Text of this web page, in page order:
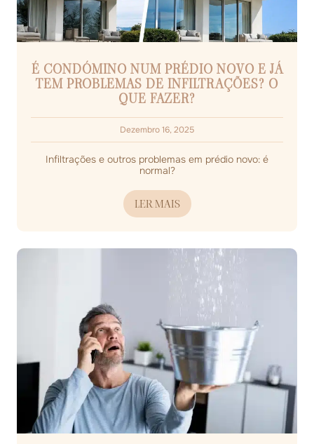
É CONDÓMINO NUM PRÉDIO NOVO E JÁ
TEM PROBLEMAS DE INFILTRAÇÕES? O
QUE FAZER?
Dezembro 16, 2025
Infiltrações e outros problemas em prédio novo: é
normal?
LER MAIS